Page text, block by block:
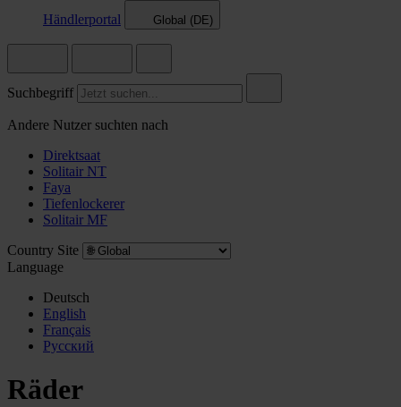
Händlerportal
Global (DE)
Suchbegriff
Andere Nutzer suchten nach
Direktsaat
Solitair NT
Faya
Tiefenlockerer
Solitair MF
Country Site
Language
Deutsch
English
Français
Pусский
Räder